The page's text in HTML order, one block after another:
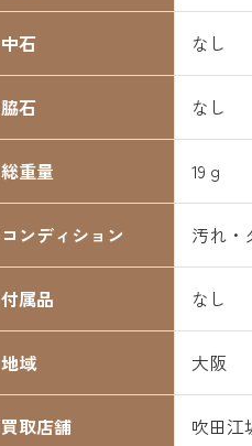
中石 なし
脇石 なし
総重量 19ｇ
コンディション 汚れ・
付属品 なし
地域 大阪
買取店舗 吹田江